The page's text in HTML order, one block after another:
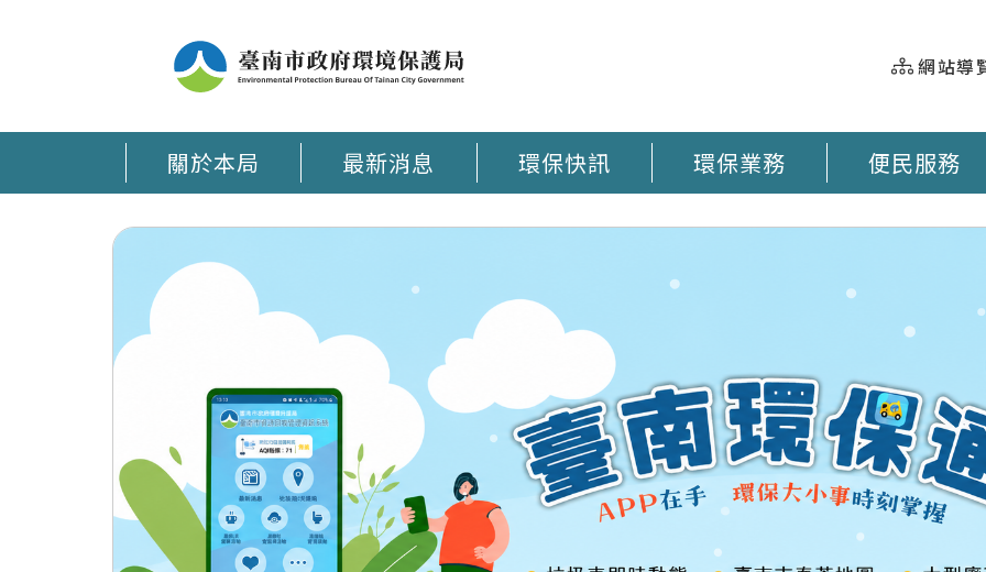
網站導
關於本局 最新消息 環保快訊 環保業務 便民服務
臺南環保通 APP在手 環保大小事時刻掌握 垃圾車即時動態 臺南市奉茶地圖 大型廢棄物清運